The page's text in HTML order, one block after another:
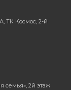
ТК Космос, 2-й
семья», 2й этаж